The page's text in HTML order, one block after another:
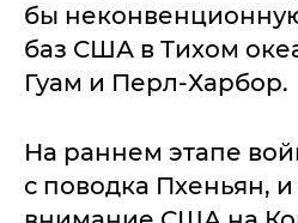
бы
баз США в Тихом
Гуам и Перл-Харбор.
На раннем этапе
с поводка Пхеньян,